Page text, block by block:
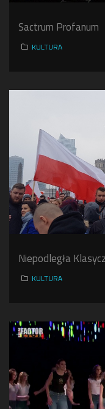
Sactrum Profanum
KULTURA
Niepodległa
KULTURA